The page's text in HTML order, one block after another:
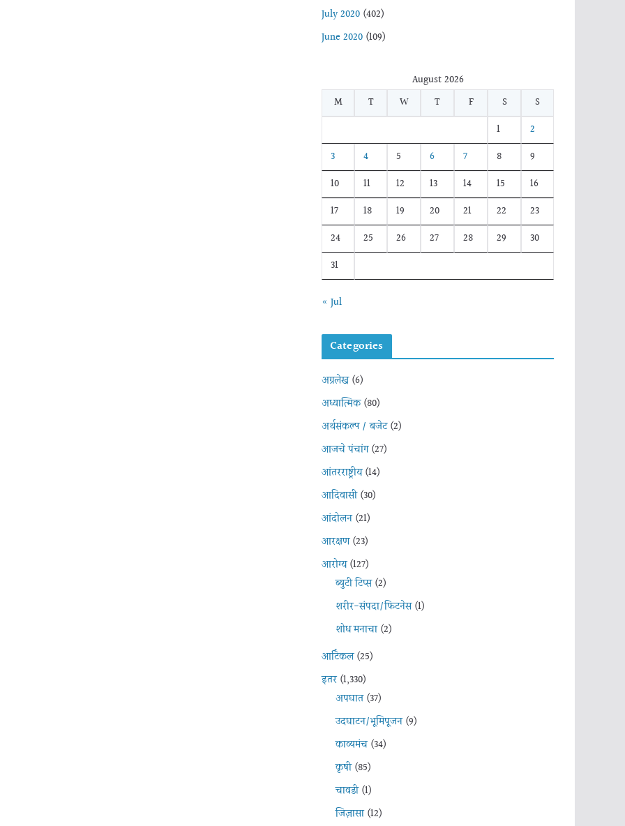
July 2020 (402)
June 2020 (109)
August 2026
M
T W T F S
S
1
2
3
4 5 6 7 8
9
10
11 12 13 14 15
16
17
18 19 20 21 22
23
24
25 26 27 28 29
30
31
« Jul
Categories
अग्रलेख(6)
अध्यात्मिक(80)
अर्थसंकल्प / बजेट(2)
आजचे पंचांग(27)
आंतरराष्ट्रीय(14)
आदिवासी(30)
आंदोलन(21)
आरक्षण(23)
आरोग्य(127)
ब्युटी टिप्स(2)
शरीर-संपदा/फिटनेस(1)
शोध मनाचा(2)
आर्टिकल(25)
इतर(1,330)
अपघात(37)
उदघाटन/भूमिपूजन(9)
काव्यमंच(34)
कृषी(85)
चावडी(1)
जिज्ञासा(12)